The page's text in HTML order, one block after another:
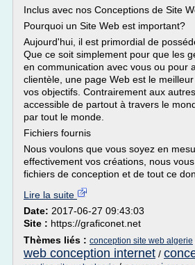
Inclus avec nos Conceptions de Site
Pourquoi un Site Web est important?
Aujourd'hui, il est primordial de
Que ce soit simplement pour que les
en communication avec vous ou pour
clientèle, une page Web est le
vos objectifs. Contrairement aux
accessible de partout à travers le
par tout le monde.
Fichiers fournis
Nous voulons que vous soyez en
effectivement vos créations, nous
fichiers de conception et de tout ce
Lire la suite
Date: 2017-06-27 09:43:03
Site : https://graficonet.net
Thèmes liés : conception site web algerie
web conception internet /